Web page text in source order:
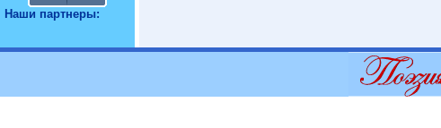
Наши партнеры: